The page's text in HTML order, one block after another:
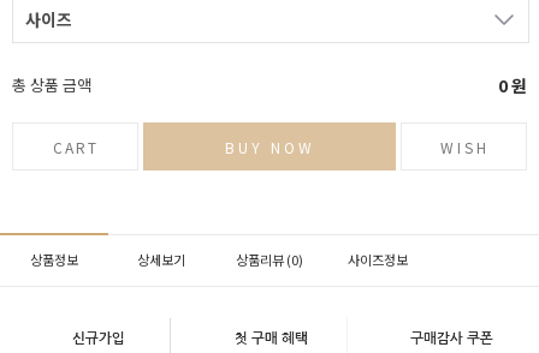
사이즈
총 상품 금액 0원
CART BUY NOW WISH
상품정보 상세보기 상품리뷰 (0) 사이즈정보